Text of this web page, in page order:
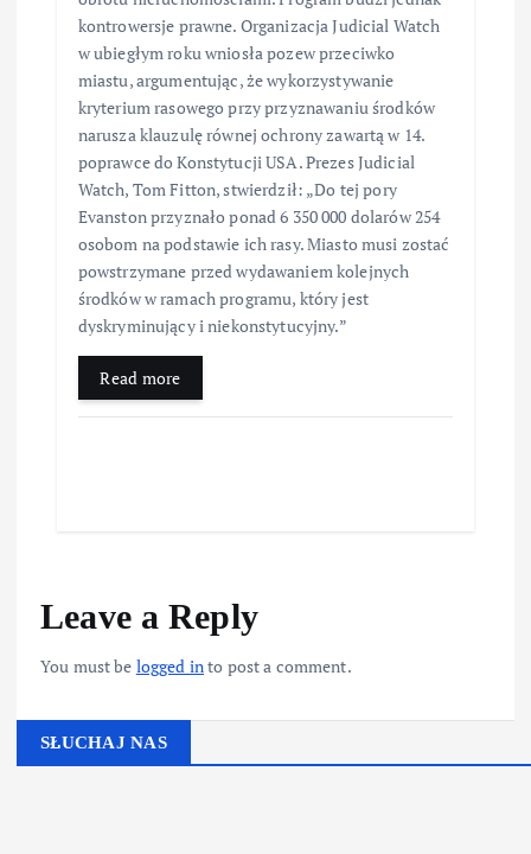
kontrowersje prawne. Organizacja Judicial Watch
w ubiegłym roku wniosła pozew przeciwko
miastu, argumentując, że wykorzystywanie
kryterium rasowego przy przyznawaniu środków
narusza klauzulę równej ochrony zawartą w 14.
poprawce do Konstytucji USA. Prezes Judicial
Watch, Tom Fitton, stwierdził: „Do tej pory
Evanston przyznało ponad 6 350 000 dolarów 254
osobom na podstawie ich rasy. Miasto musi zostać
powstrzymane przed wydawaniem kolejnych
środków w ramach programu, który jest
dyskryminujący i niekonstytucyjny.”
Read more
Leave a Reply
You must be logged into post a comment.
SŁUCHAJ NAS